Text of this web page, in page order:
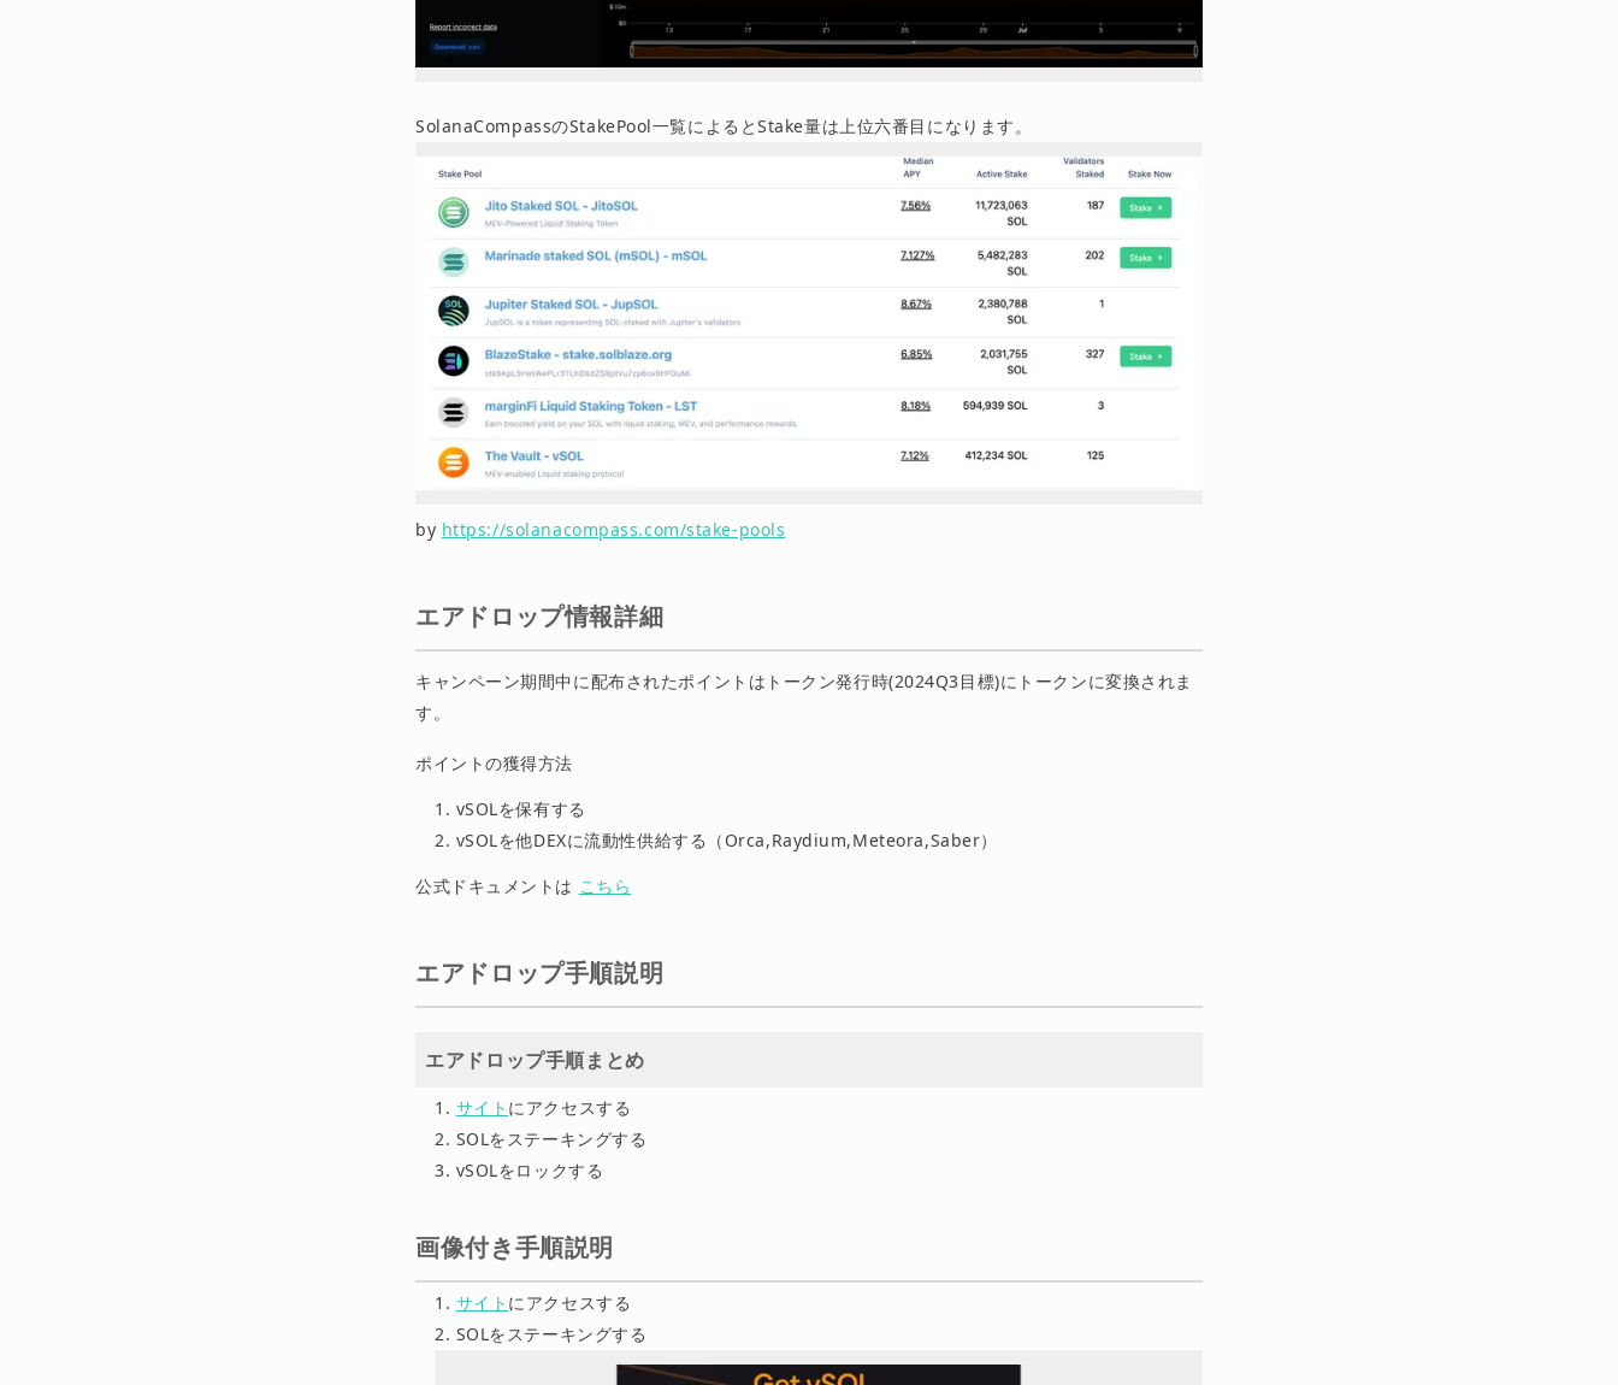
SolanaCompassのStakePool一覧によるとStake量は上位六番目になります。
by https://solanacompass.com/stake-pools
エアドロップ情報詳細
キャンペーン期間中に配布されたポイントはトークン発行時(2024Q3目標)にトークンに変換されま
す。
ポイントの獲得方法
vSOLを保有する
vSOLを他DEXに流動性供給する（Orca,Raydium,Meteora,Saber）
公式ドキュメントは こちら
エアドロップ手順説明
エアドロップ手順まとめ
サイト にアクセスする
SOLをステーキングする
vSOLをロックする
画像付き手順説明
サイト にアクセスする
SOLをステーキングする